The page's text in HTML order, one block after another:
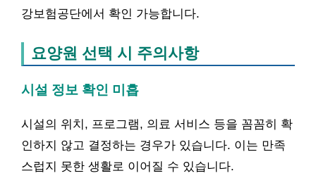
강보험공단에서 확인 가능합니다.
요양원 선택 시 주의사항
시설 정보 확인 미흡
시설의 위치, 프로그램, 의료 서비스 등을 꼼꼼히 확
인하지 않고 결정하는 경우가 있습니다. 이는 만족
스럽지 못한 생활로 이어질 수 있습니다.